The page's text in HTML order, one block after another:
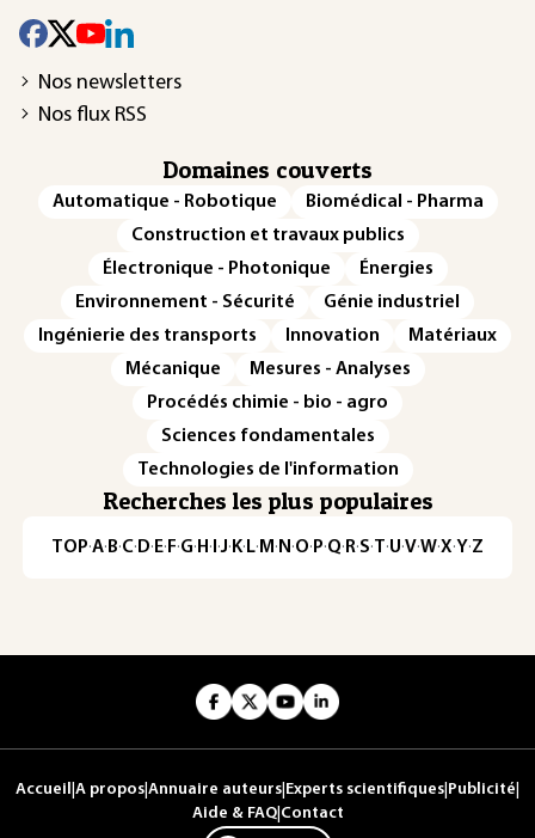
Nos newsletters
Nos flux RSS
Domaines couverts
Automatique - Robotique
Biomédical - Pharma
Construction et travaux publics
Électronique - Photonique
Énergies
Environnement - Sécurité
Génie industriel
Ingénierie des transports
Innovation
Matériaux
Mécanique
Mesures - Analyses
Procédés chimie - bio - agro
Sciences fondamentales
Technologies de l'information
Recherches les plus populaires
TOP·A·B·C· D· E· F·G· H · ·J· K· L· M · N ·O· P·Q· R·S·T·U·V·W·X·Y·Z
Accueil A propos Annuaire auteurs Experts scientifiques Publicité
Aide & FAQ| Contact